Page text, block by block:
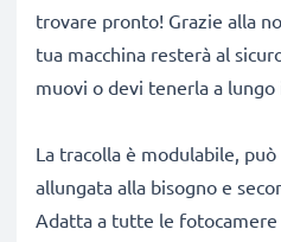
trovare pronto! Grazie alla
tua macchina resterà al
muovi o devi tenerla a lungo
La tracolla è modulabile,
allungata alla bisogno e
Adatta a tutte le